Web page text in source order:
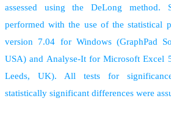
assessed using the DeLong method.
performed with the use of the statistical
version 7.04 for Windows (GraphPad
USA) and Analyse-It for Microsoft Excel
Leeds, UK). All tests for
statistically significant differences were